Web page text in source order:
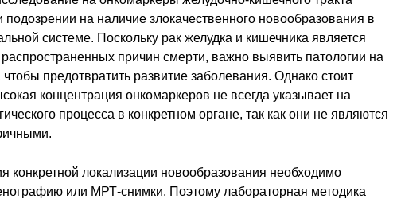
подозрении на наличие злокачественного новообразования в
системе. Поскольку рак желудка и кишечника является
причин смерти, важно выявить патологии на
чтобы предотвратить развитие заболевания. Однако стоит
концентрация онкомаркеров не всегда указывает на
процесса в конкретном органе, так как они не являются
конкретной локализации новообразования необходимо
или МРТ-снимки. Поэтому лабораторная методика